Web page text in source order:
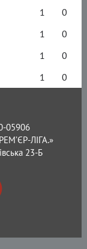
1
0
1
0
1
0
1 0
05906
ЛІГА.»
23-Б